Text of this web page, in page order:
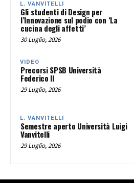
L. VANVITELLI
Gli studenti di Design per
l’Innovazione sul podio con ‘La
cucina degli affetti’
30 Luglio, 2026
VIDEO
Precorsi SPSB Università
Federico II
29 Luglio, 2026
L. VANVITELLI
Semestre aperto Università Luigi
Vanvitelli
29 Luglio, 2026